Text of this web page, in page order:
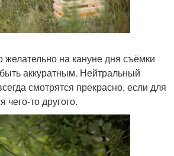
на кануне дня съёмки
аккуратным. Нейтральный
смотрятся прекрасно, если для
чего-то другого.